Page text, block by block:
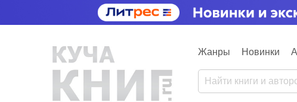
Жанры Новинки